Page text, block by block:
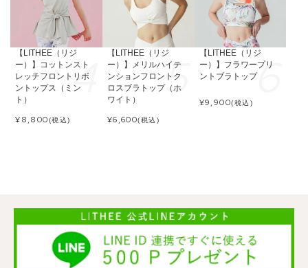
【LITHEE（リジ
ー）】コットンスト
レッチフロントリボ
ントップス（ミン
ト）
¥8,800(税込)
【LITHEE（リジ
ー）】メリルハイテ
ンションフロントク
ロスブラトップ（ホ
ワイト）
¥6,600(税込)
【LITHEE（リジ
ー）】フラワープリ
ントブラトップ
¥9,900(税込)